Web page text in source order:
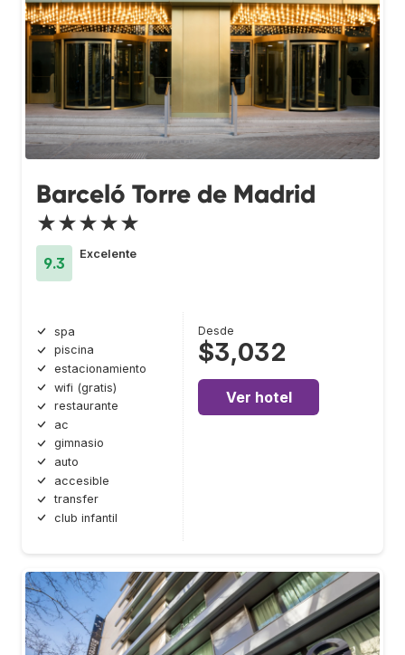
Barceló Torre de Madrid
★★★★★
9.3
Excelente
spa
piscina
estacionamiento
wifi (gratis)
restaurante
ac
gimnasio
auto
accesible
transfer
club infantil
Desde
$3,032
Ver hotel